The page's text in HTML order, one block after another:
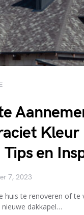
Kleur
en
7, 2023
huis te renoveren of te
dakkapel…